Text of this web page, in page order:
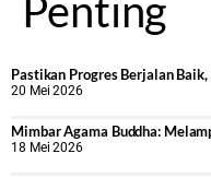
Penting
Pastikan Progres Berjalan
20 Mei 2026
Mimbar Agama Buddha:
18 Mei 2026